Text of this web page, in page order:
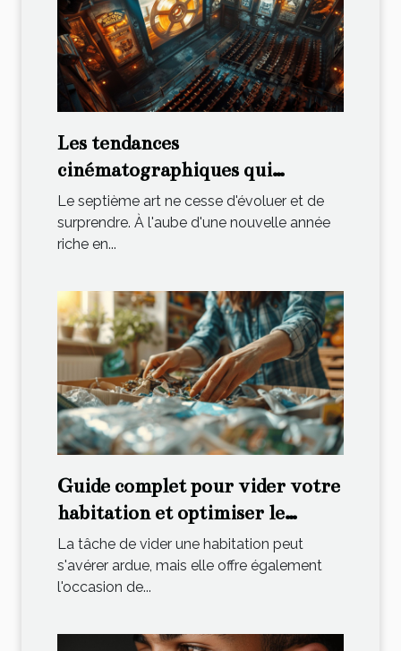
Les tendances
cinématographiques qui
façonnent l'année
Le septième art ne cesse d'évoluer et de
surprendre. À l'aube d'une nouvelle année
riche en...
Guide complet pour vider votre
habitation et optimiser le
recyclage
La tâche de vider une habitation peut
s'avérer ardue, mais elle offre également
l'occasion de...